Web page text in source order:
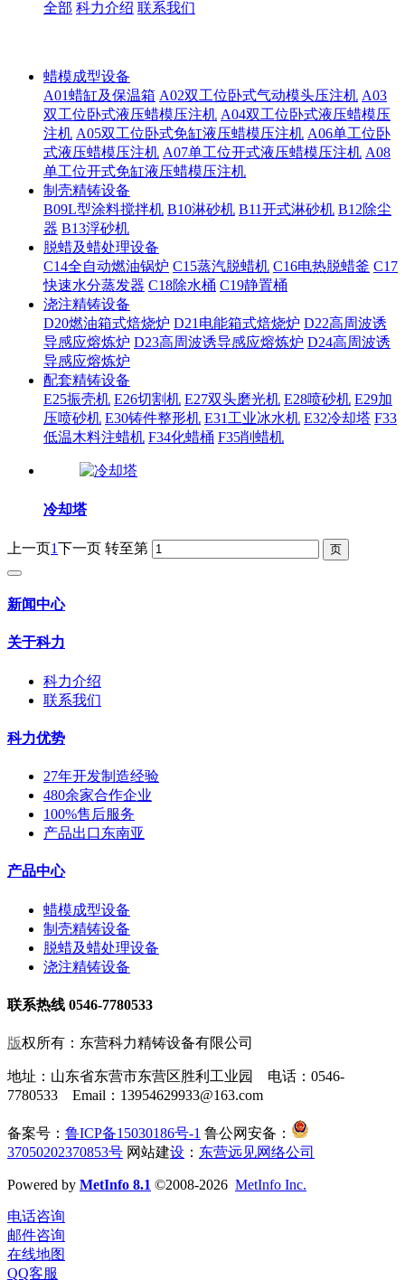
全部 科力介绍 联系我们
蜡模成型设备
A01蜡缸及保温箱 A02双工位卧式气动模头压注机 A03
双工位卧式液压蜡模压注机 A04双工位卧式液压蜡模压
注机 A05双工位卧式免缸液压蜡模压注机 A06单工位卧
式液压蜡模压注机 A07单工位开式液压蜡模压注机 A08
单工位开式免缸液压蜡模压注机
制壳精铸设备
B09L型涂料搅拌机 B10淋砂机 B11开式淋砂机 B12除尘
器 B13浮砂机
脱蜡及蜡处理设备
C14全自动燃油锅炉 C15蒸汽脱蜡机 C16电热脱蜡釜 C17
快速水分蒸发器 C18除水桶 C19静置桶
浇注精铸设备
D20燃油箱式焙烧炉 D21电能箱式焙烧炉 D22高周波诱
导感应熔炼炉 D23高周波诱导感应熔炼炉 D24高周波诱
导感应熔炼炉
配套精铸设备
E25振壳机 E26切割机 E27双头磨光机 E28喷砂机 E29加
压喷砂机 E30铸件整形机 E31工业冰水机 E32冷却塔 F33
低温木料注蜡机 F34化蜡桶 F35削蜡机
冷却塔
上一页1下一页 转至第
新闻中心
关于科力
科力介绍
联系我们
科力优势
27年开发制造经验
480余家合作企业
100%售后服务
产品出口东南亚
产品中心
蜡模成型设备
制壳精铸设备
脱蜡及蜡处理设备
浇注精铸设备
联系热线 0546-7780533
版权所有：东营科力精铸设备有限公司
地址：山东省东营市东营区胜利工业园 电话：0546-
7780533 Email：13954629933@163.com
备案号： 鲁ICP备15030186号-1 鲁公网安备：
37050202370853号 网站建设 ： 东营远见网络公司
Powered by MetInfo 8.1 ©2008-2026 MetInfo Inc.
电话咨询
邮件咨询
在线地图
QQ客服